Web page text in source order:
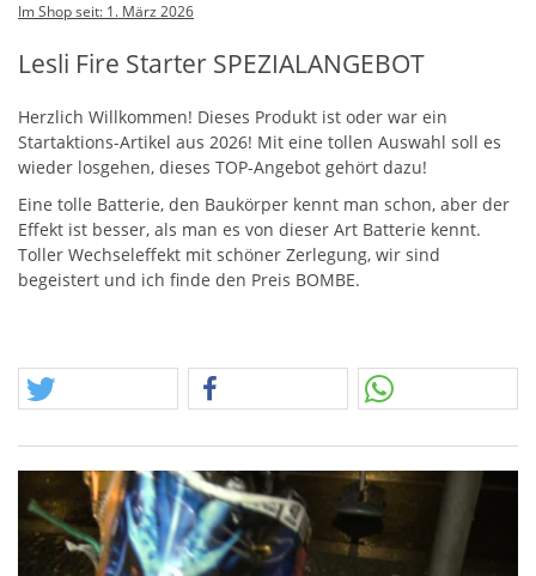
Im Shop seit: 1. März 2026
Lesli Fire Starter SPEZIALANGEBOT
Herzlich Willkommen! Dieses Produkt ist oder war ein
Startaktions-Artikel aus 2026! Mit eine tollen Auswahl soll es
wieder losgehen, dieses TOP-Angebot gehört dazu!
Eine tolle Batterie, den Baukörper kennt man schon, aber der
Effekt ist besser, als man es von dieser Art Batterie kennt.
Toller Wechseleffekt mit schöner Zerlegung, wir sind
begeistert und ich finde den Preis BOMBE.